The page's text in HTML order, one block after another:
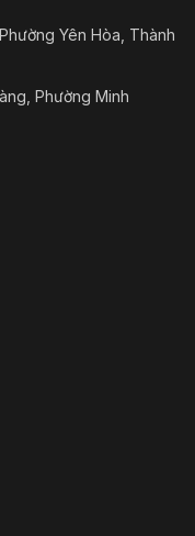
Yên Hòa, Thành
Phường Minh